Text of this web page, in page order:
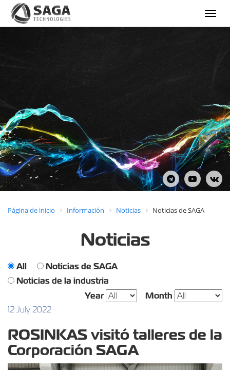
Show
menu
Página de inicio Información Noticias Noticias de SAGA
Noticias
All
Noticias de SAGA
Noticias de la industria
Year
Month
12 July 2022
ROSINKAS visitó talleres de la
Corporación SAGA